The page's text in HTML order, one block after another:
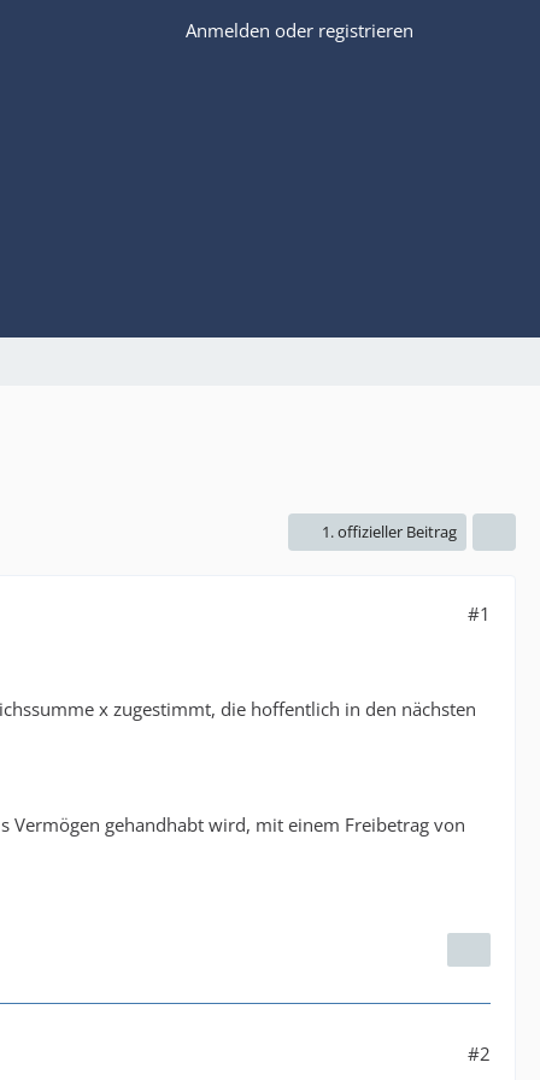
Anmelden oder registrieren
1. offizieller Beitrag
#1
x zugestimmt, die hoffentlich in den nächsten
Vermögen gehandhabt wird, mit einem Freibetrag von
#2